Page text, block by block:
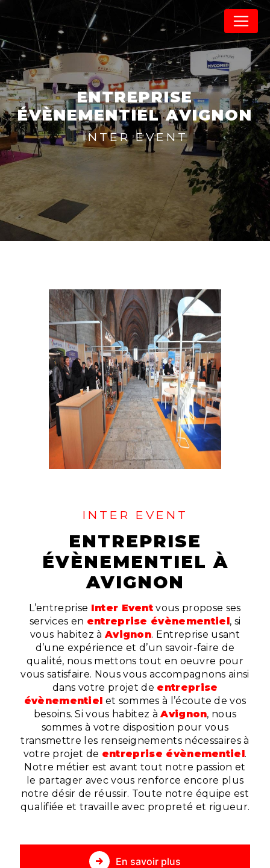
ENTREPRISE
ÉVÈNEMENTIEL AVIGNON
INTER EVENT
INTER EVENT
ENTREPRISE
ÉVÈNEMENTIEL À
AVIGNON
L’entreprise Inter Event vous propose ses
services en entreprise évènementiel, si
vous habitez àAvignon. Entreprise usant
d’une expérience et d’un savoir-faire de
qualité, nous mettons tout en oeuvre pour
vous satisfaire. Nous vous accompagnons ainsi
dans votre projet de entreprise
évènementiel et sommes à l’écoute de vos
besoins. Si vous habitez àAvignon, nous
sommes à votre disposition pour vous
transmettre les renseignements nécessaires à
votre projet de entreprise évènementiel.
Notre métier est avant tout notre passion et
le partager avec vous renforce encore plus
notre désir de réussir. Toute notre équipe est
qualifiée et travaille avec propreté et rigueur.
En savoir plus
Panneau de gestion des cookies